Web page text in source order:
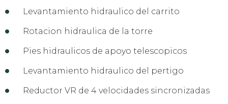
Levantamiento hidraulico del carrito
Rotacion hidraulica de la torre
Pies hidraulicos de apoyo telescopicos
Levantamiento hidraulico del pertigo
Reductor VR de 4 velocidades sincronizadas